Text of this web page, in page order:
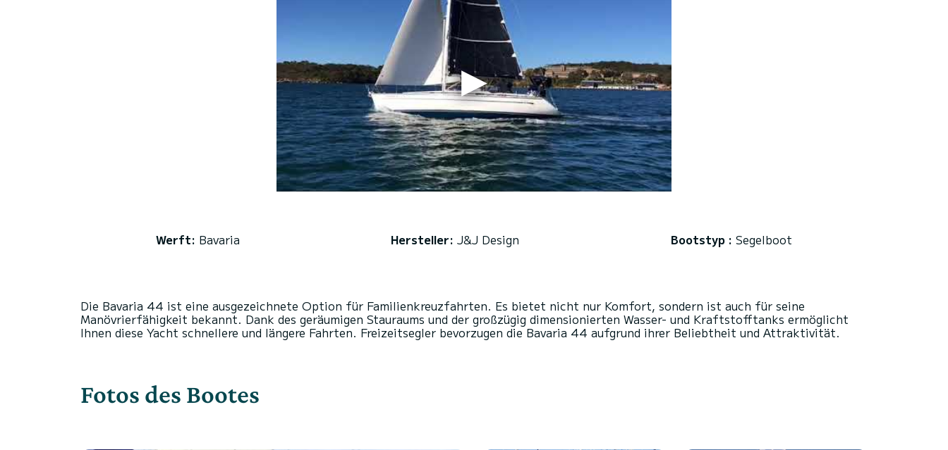
Werft: Bavaria Hersteller: J&J Design Bootstyp : Segelboot
Die Bavaria 44 ist eine ausgezeichnete Option für Familienkreuzfahrten. Es bietet nicht nur Komfort, sondern ist auch für seine
Manövrierfähigkeit bekannt. Dank des geräumigen Stauraums und der großzügig dimensionierten Wasser- und Kraftstofftanks ermöglicht
Fotos des Bootes